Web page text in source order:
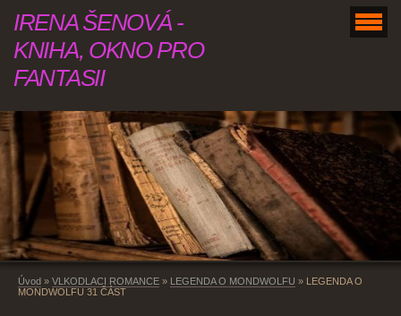
IRENA ŠENOVÁ -
KNIHA, OKNO PRO
FANTASII
Úvod » VLKODLACI ROMANCE » LEGENDA O MONDWOLFU »
LEGENDA O
MONDWOLFU 31 ČÁST